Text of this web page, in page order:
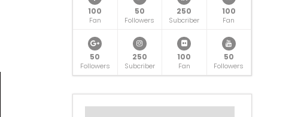
100
Fan
50
Followers
250
Subcriber
100
Fan
50
Followers
250
Subcriber
100
Fan
50
Followers